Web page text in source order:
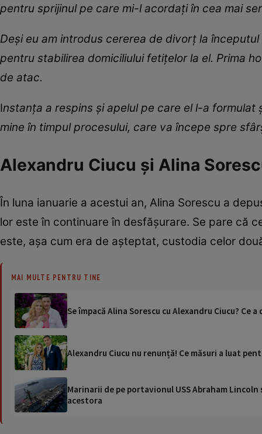
pentru sprijinul pe care mi-l acordați în cea mai
Deși eu am introdus cererea de divorț la
pentru stabilirea domiciliului fetițelor la el. Prima
de atac.
Instanța a respins și apelul pe care el l-a
mine în timpul procesului, care va începe spre
Alexandru Ciucu și Alina
În luna ianuarie a acestui an, Alina Sorescu a
lor este în continuare în desfășurare. Se pare că
este, așa cum era de așteptat, custodia celor
MAI MULTE PENTRU TINE
Se împacă Alina Sorescu cu Alexandru Ciucu? Ce
Alexandru Ciucu nu renunță! Ce măsuri a luat
Marinarii de pe portavionul USS Abraham
acestora